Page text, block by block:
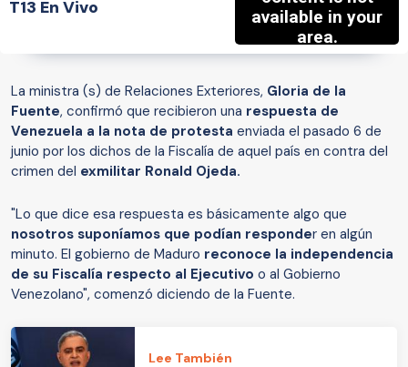
T13 En Vivo
La ministra (s) de Relaciones Exteriores, Gloria de la
Fuente, confirmó que recibieron una respuesta de
Venezuela a la nota de protesta enviada el pasado 6 de
junio por los dichos de la Fiscalía de aquel país en contra del
crimen del exmilitar Ronald Ojeda.
"Lo que dice esa respuesta es básicamente algo que
nosotros suponíamos que podían responder en algún
minuto. El gobierno de Maduro reconoce la independencia
de su Fiscalía respecto al Ejecutivo o al Gobierno
Venezolano", comenzó diciendo de la Fuente.
Lee También